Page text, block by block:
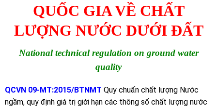
QUỐC GIA VỀ CHẤT
LƯỢNG NƯỚC DƯỚI ĐẤT
National technical regulation on ground water
quality
QCVN 09-MT:2015/BTNMT Quy chuẩn chất lượng Nước
ngầm, quy định giá trị giới hạn các thông số chất lượng nước